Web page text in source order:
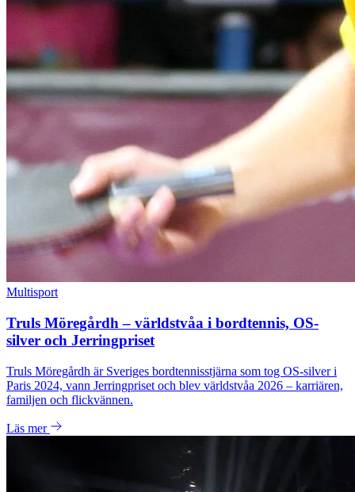
Multisport
Truls Möregårdh – världstvåa i bordtennis, OS-
silver och Jerringpriset
Truls Möregårdh är Sveriges bordtennisstjärna som tog OS-silver i
Paris 2024, vann Jerringpriset och blev världstvåa 2026 – karriären,
familjen och flickvännen.
Läs mer